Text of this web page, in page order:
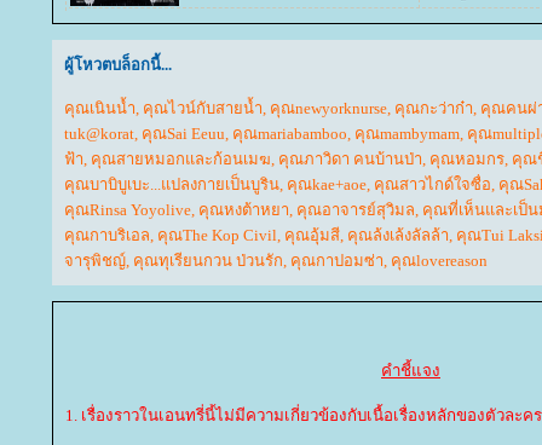
ผู้โหวตบล็อกนี้...
คุณเนินน้ำ คุณไวน์กับสายน้ำ คุณnewyorknurse คุณกะว่าก๋า คุณคนผ่
tuk@korat คุณSai Eeuu คุณmariabamboo คุณmambymam คุณ
ฟ้า คุณสายหมอกและก้อนเมฆ คุณภาวิดา คนบ้านป่า คุณหอมกร คุณ
คุณบาบิบูเบะ...แปลงกายเป็นบูริน คุณkae+aoe คุณสาวไกด์ใจซื่อ คุณ
คุณRinsa Yoyolive คุณหงต้าหยา คุณอาจารย์สุวิมล คุณที่เห็นและเป็น
คุณกาบริเอล คุณThe Kop Civil คุณอุ้มสี คุณล้งเล้งลัลล้า คุณTui
จารุพิชญ์ คุณทุเรียนกวน ป่วนรัก คุณกาปอมซ่า คุณlovereason
คำชี้แจง
1. เรื่องราวในเอนทรี่นี้ไม่มีความเกี่ยวข้องกับเนื้อเรื่องหลักของตัวละค